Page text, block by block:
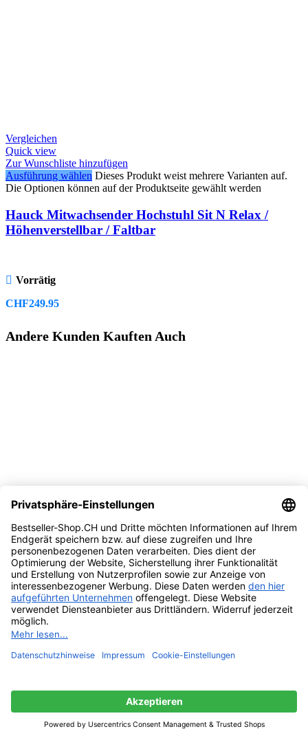
Vergleichen
Quick view
Zur Wunschliste hinzufügen
Ausführung wählen Dieses Produkt weist mehrere Varianten auf.
Die Optionen können auf der Produktseite gewählt werden
Hauck Mitwachsender Hochstuhl Sit N Relax /
Höhenverstellbar / Faltbar
Vorrätig
CHF249.95
Andere Kunden Kauften Auch